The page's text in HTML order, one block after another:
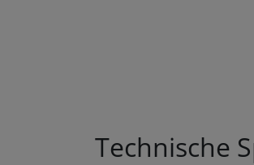
Technische